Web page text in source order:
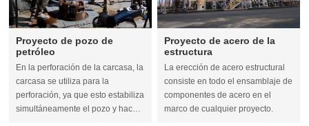
Proyecto de pozo de
petróleo
En la perforación de la carcasa, la
carcasa se utiliza para la
perforación, ya que esto estabiliza
simultáneamente el pozo y hace
Proyecto de acero de la
estructura
La erección de acero estructural
consiste en todo el ensamblaje de
componentes de acero en el
marco de cualquier proyecto.